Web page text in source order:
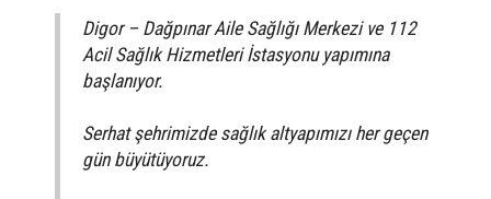
Digor – Dağpınar Aile Sağlığı Merkezi ve 112
Acil Sağlık Hizmetleri İstasyonu yapımına
başlanıyor.
Serhat şehrimizde sağlık altyapımızı her geçen
gün büyütüyoruz.